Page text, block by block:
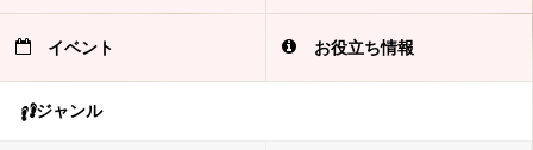
イベント お役立ち情報
ジャンル